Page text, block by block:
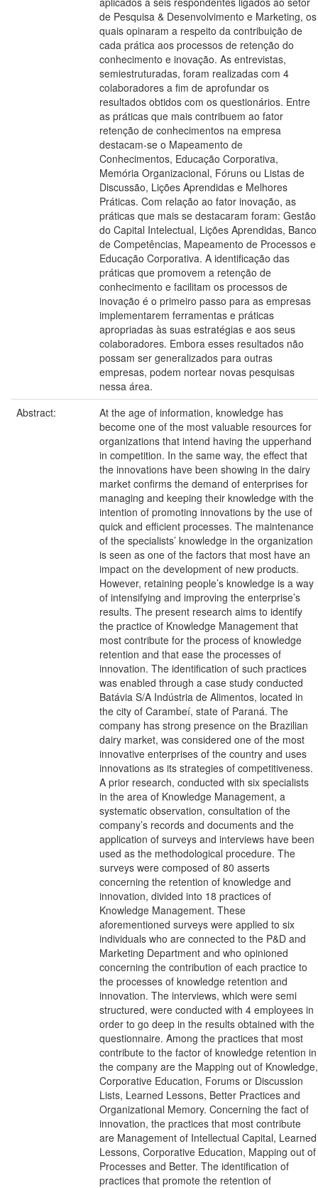
de Pesquisa & Desenvolvimento e Marketing, os
quais opinaram a respeito da contribuição de
cada prática aos processos de retenção do
conhecimento e inovação. As entrevistas,
semiestruturadas, foram realizadas com 4
colaboradores a fim de aprofundar os
resultados obtidos com os questionários. Entre
as práticas que mais contribuem ao fator
retenção de conhecimentos na empresa
destacam-se o Mapeamento de
Conhecimentos, Educação Corporativa,
Memória Organizacional, Fóruns ou Listas de
Discussão, Lições Aprendidas e Melhores
Práticas. Com relação ao fator inovação, as
práticas que mais se destacaram foram: Gestão
do Capital Intelectual, Lições Aprendidas, Banco
de Competências, Mapeamento de Processos e
Educação Corporativa. A identificação das
práticas que promovem a retenção de
conhecimento e facilitam os processos de
inovação é o primeiro passo para as empresas
implementarem ferramentas e práticas
apropriadas às suas estratégias e aos seus
colaboradores. Embora esses resultados não
possam ser generalizados para outras
empresas, podem nortear novas pesquisas
nessa área.
Abstract:
At the age of information, knowledge has
become one of the most valuable resources for
organizations that intend having the upperhand
in competition. In the same way, the effect that
the innovations have been showing in the dairy
market confirms the demand of enterprises for
managing and keeping their knowledge with the
intention of promoting innovations by the use of
quick and efficient processes. The maintenance
of the specialists’ knowledge in the organization
is seen as one of the factors that most have an
impact on the development of new products.
However, retaining people’s knowledge is a way
of intensifying and improving the enterprise’s
results. The present research aims to identify
the practice of Knowledge Management that
most contribute for the process of knowledge
retention and that ease the processes of
innovation. The identification of such practices
was enabled through a case study conducted
Batávia S/A Indústria de Alimentos, located in
the city of Carambeí, state of Paraná. The
company has strong presence on the Brazilian
dairy market, was considered one of the most
innovative enterprises of the country and uses
innovations as its strategies of competitiveness.
A prior research, conducted with six specialists
in the area of Knowledge Management, a
systematic observation, consultation of the
company’s records and documents and the
application of surveys and interviews have been
used as the methodological procedure. The
surveys were composed of 80 asserts
concerning the retention of knowledge and
innovation, divided into 18 practices of
Knowledge Management. These
aforementioned surveys were applied to six
individuals who are connected to the P&D and
Marketing Department and who opinioned
concerning the contribution of each practice to
the processes of knowledge retention and
innovation. The interviews, which were semi
structured, were conducted with 4 employees in
order to go deep in the results obtained with the
questionnaire. Among the practices that most
contribute to the factor of knowledge retention in
the company are the Mapping out of Knowledge,
Corporative Education, Forums or Discussion
Lists, Learned Lessons, Better Practices and
Organizational Memory. Concerning the fact of
innovation, the practices that most contribute
are Management of Intellectual Capital, Learned
Lessons, Corporative Education, Mapping out of
Processes and Better. The identification of
practices that promote the retention of